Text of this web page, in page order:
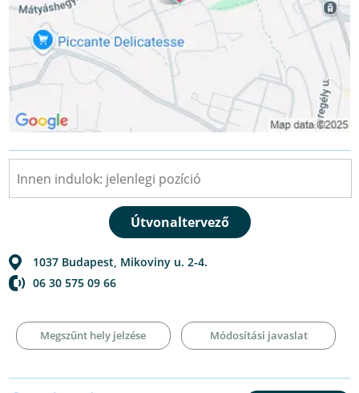
1037 Budapest, Mikoviny u. 2-4.
06 30 575 09 66
Megszűnt hely jelzése Módosítási javaslat